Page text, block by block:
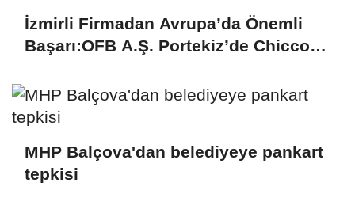
İzmirli Firmadan Avrupa’da Önemli
Başarı:OFB A.Ş. Portekiz’de Chicco
MHP Balçova'dan belediyeye pankart
tepkisi